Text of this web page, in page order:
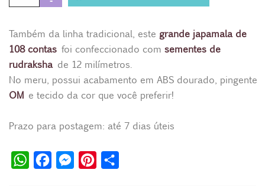
Também da linha tradicional, este grande japamala de
108 contas foi confeccionado com sementes de
rudrakshade 12 milímetros.
No meru, possui acabamento em ABS dourado, pingente
OM e tecido da cor que você preferir!
Prazo para postagem: até 7 dias úteis
W
M